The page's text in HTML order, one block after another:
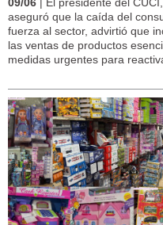
aseguró que la caída del
fuerza al sector, advirtió que
las ventas de productos
medidas urgentes para